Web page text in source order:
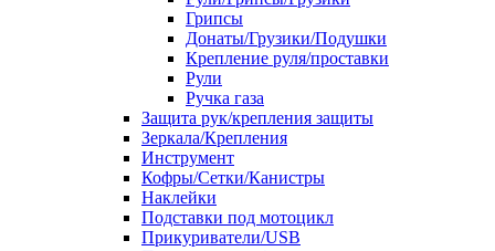
Грипсы
Донаты/Грузики/Подушки
Крепление руля/проставки
Рули
Ручка газа
Защита рук/крепления защиты
Зеркала/Крепления
Инструмент
Кофры/Сетки/Канистры
Наклейки
Подставки под мотоцикл
Прикуриватели/USB